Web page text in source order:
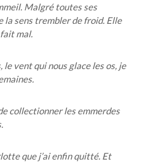
Malgré toutes ses
la sens trembler de froid. Elle
mal.
vent qui nous glace les os, je
collectionner les emmerdes
que j’ai enfin quitté. Et